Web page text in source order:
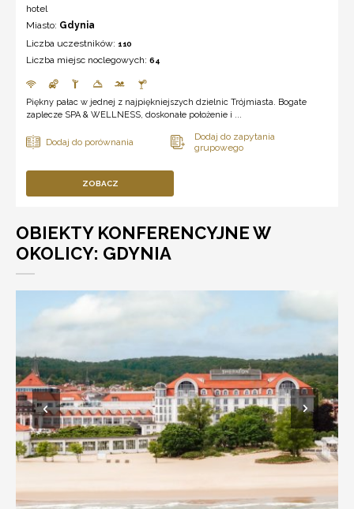
hotel
Miasto: Gdynia
Liczba uczestników: 110
Liczba miejsc noclegowych: 64
Piękny pałac w jednej z najpiękniejszych dzielnic Trójmiasta. Bogate
zaplecze SPA & WELLNESS, doskonałe położenie i ...
ZOBACZ
OBIEKTY KONFERENCYJNE W
OKOLICY: GDYNIA